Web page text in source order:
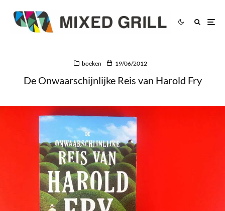
boeken 19/06/2012
De Onwaarschijnlijke Reis van Harold Fry